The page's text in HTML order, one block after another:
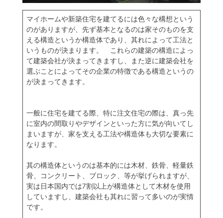
マイホームや新築住宅を建てるには色々な構想という
のがありますが、先ず基本となるのは家そのものを支
える構造というか構造体であり、其れによって工法と
いうものが決まります。 これらの建築の構造によっ
て建築会社が決まってきますし、また逆に建築会社を
選ぶことによってその企業の特徴である構造というの
が決まってきます。
一般に住宅を建てる際、特に注文住宅の際は、真っ先
に室内の間取りやデザインといった方に気が向いてし
まいますが、家を支える工法や構造体も大切な要素に
なります。
其の構造体というのは基本的には木材、鉄骨、軽量鉄
骨、コンクリート、ブロック、等が挙げられますが、
実は日本国内では7割以上が構造体として木材を使用
していますし、建築会社も其れに習って多いのが実情
です。